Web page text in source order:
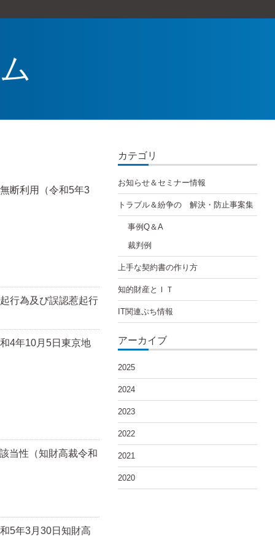
断利用（令和5年3
行為及び誤認惹起行
4年10月5日東京地
当性（知財高裁令和
5年3月30日知財高
カテゴリ
お知らせ＆セミナー情報
トラブル＆紛争の 解決・防止事案集
事例Q＆A
裁判例
上手な契約書の作り方
知的財産とＩＴ
IT関連ぷち情報
アーカイブ
2025
2024
2023
2022
2021
2020